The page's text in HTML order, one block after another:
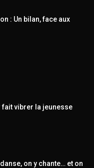
: Un bilan, face aux
fait vibrer la jeunesse
on y chante… et on